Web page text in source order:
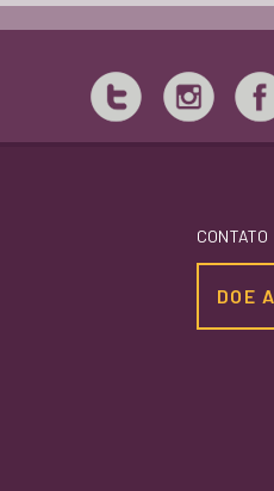
CONTATO
DOE